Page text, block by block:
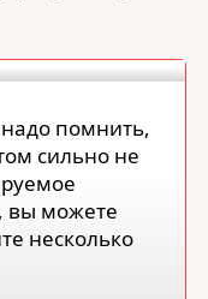
помнить,
сильно не
вы можете
несколько